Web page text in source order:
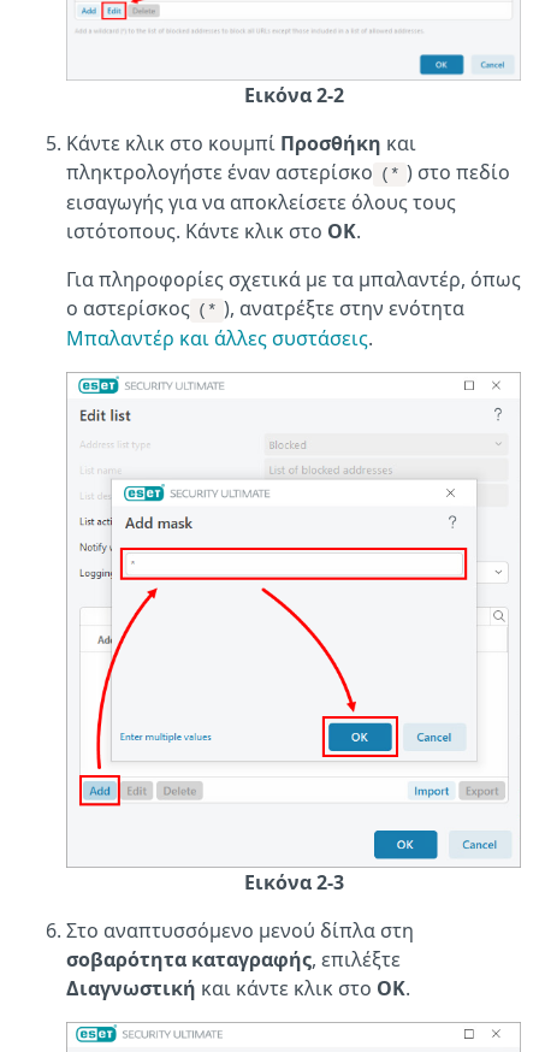
Εικόνα 2-2
Κάντε κλικ στο κουμπί Προσθήκη και
πληκτρολογήστε έναν αστερίσκο (* ) στο πεδίο
εισαγωγής για να αποκλείσετε όλους τους
ιστότοπους. Κάντε κλικ στο OK.
Για πληροφορίες σχετικά με τα μπαλαντέρ, όπως
ο αστερίσκος (* ), ανατρέξτε στην ενότητα
Μπαλαντέρ και άλλες συστάσεις.
Εικόνα 2-3
Στο αναπτυσσόμενο μενού δίπλα στη
σοβαρότητα καταγραφής, επιλέξτε
Διαγνωστική και κάντε κλικ στο OK.